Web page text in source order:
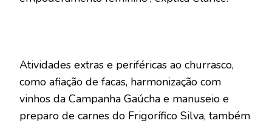
Atividades extras e periféricas ao churrasco,
como afiação de facas, harmonização com
vinhos da Campanha Gaúcha e manuseio e
preparo de carnes do Frigorífico Silva, também